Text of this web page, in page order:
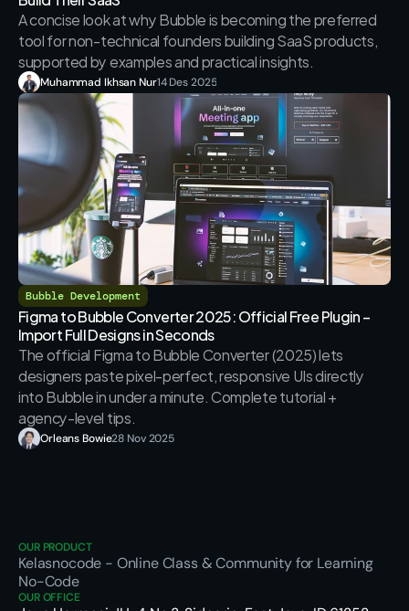
A concise look at why Bubble is becoming the preferred
tool for non-technical founders building SaaS products,
Muhammad Ikhsan Nur14 Des 2025
Bubble Development
Figma to Bubble Converter 2025: Official Free Plugin –
Import Full Designs in Seconds
The official Figma to Bubble Converter (2025) lets
designers paste pixel-perfect, responsive UIs directly
into Bubble in under a minute. Complete tutorial +
agency-level tips.
Orleans Bowie28 Nov 2025
OUR PRODUCT
Kelasnocode - Online Class & Community for Learning
No-Code
OUR OFFICE